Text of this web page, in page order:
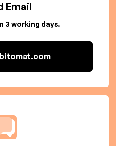
Email
3 working days.